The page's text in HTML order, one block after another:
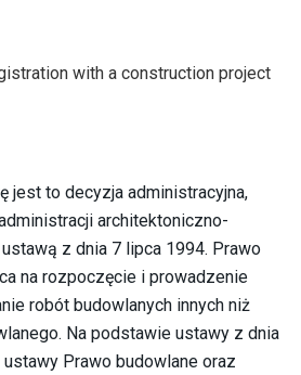
with a construction project
jest to decyzja administracyjna,
architektoniczno-
z dnia 7 lipca 1994. Prawo
na rozpoczęcie i prowadzenie
robót budowlanych innych niż
Na podstawie ustawy z dnia
Prawo budowlane oraz